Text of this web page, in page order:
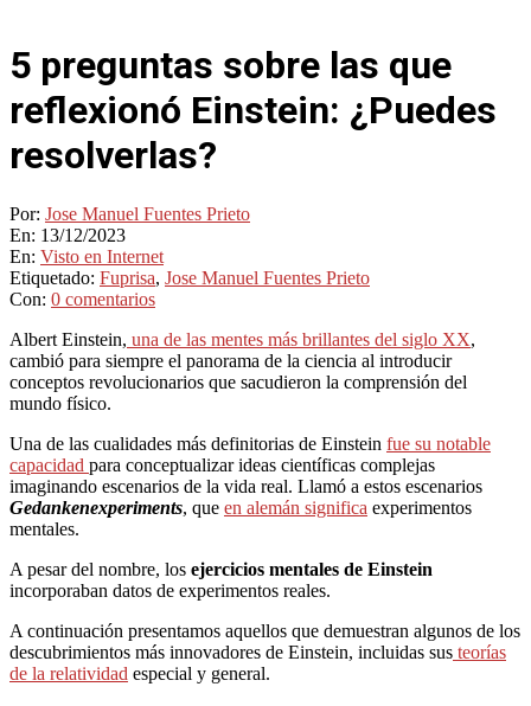
5 preguntas sobre las que
reflexionó Einstein: ¿Puedes
resolverlas?
Por: Jose Manuel Fuentes Prieto
En: 13/12/2023
En: Visto en Internet
Etiquetado: Fuprisa, Jose Manuel Fuentes Prieto
Con: 0 comentarios
Albert Einstein, una de las mentes más brillantes del siglo XX,
cambió para siempre el panorama de la ciencia al introducir
conceptos revolucionarios que sacudieron la comprensión del
mundo físico.
Una de las cualidades más definitorias de Einstein fue su notable
capacidad para conceptualizar ideas científicas complejas
imaginando escenarios de la vida real. Llamó a estos escenarios
Gedankenexperiments, que en alemán significa experimentos
mentales.
A pesar del nombre, los ejercicios mentales de Einstein
incorporaban datos de experimentos reales.
A continuación presentamos aquellos que demuestran algunos de los
descubrimientos más innovadores de Einstein, incluidas sus teorías
de la relatividad especial y general.